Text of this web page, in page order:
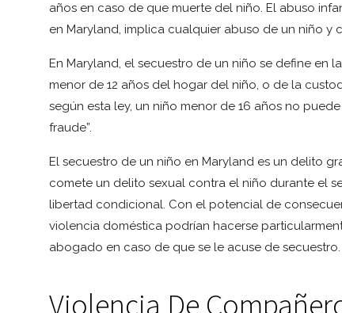
años en caso de que muerte del niño. El abuso
en Maryland, implica cualquier abuso de un niño y
En Maryland, el secuestro de un niño se define en
menor de 12 años del hogar del niño, o de la
según esta ley, un niño menor de 16 años no
fraude”.
El secuestro de un niño en Maryland es un delito
comete un delito sexual contra el niño durante el
libertad condicional. Con el potencial de
violencia doméstica podrían hacerse
abogado en caso de que se le acuse de secuestro.
Violencia De